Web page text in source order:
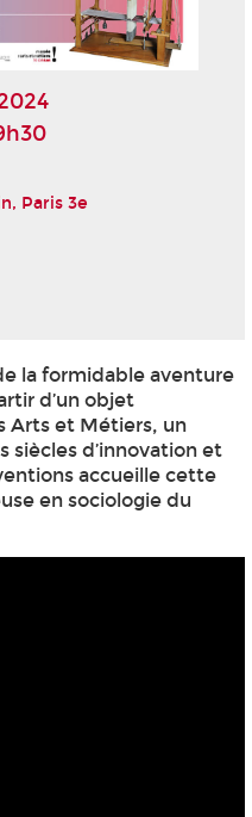
Paris 3e
la formidable aventure
d’un objet
Arts et Métiers, un
siècles d’innovation et
accueille cette
en sociologie du